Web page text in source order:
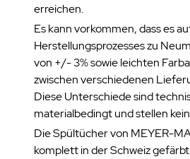
erreichen.
Es kann vorkommen, dass es
Herstellungsprozesses zu
von +/- 3% sowie leichten
zwischen verschiedenen
Diese Unterschiede sind
materialbedingt und stellen
Die Spültücher von MEYER-
komplett in der Schweiz